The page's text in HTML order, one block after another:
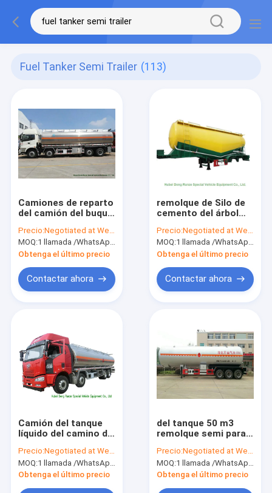
Fuel Tanker Semi Trailer (113)
Camiones de reparto
del camión del buque
FOTON AUMAN/de
combustible diesel
29000 - 30000 L
Precio:Negotiated at Weichat:King253725877
MOQ:1 llamada /WhatsApp de la unidad: +8615271357675
Obtenga el último precio
Contactar ahora
remolque de Silo de
cemento del árbol
remolque seco del
cargo a granel 40 -
100 toneladas
Precio:Negotiated at Weichat:King253725877
MOQ:1 llamada /WhatsApp de la unidad: +8615271357675
Obtenga el último precio
Contactar ahora
Camión del tanque
líquido del camino de
para el transporte
30000L del
combustible
Precio:Negotiated at Weichat:King253725877
MOQ:1 llamada /WhatsApp de la unidad: +8615271357675
Obtenga el último precio
del tanque 50 m3
remolque semi para
gasolina, butano,
transporte del
propano
Precio:Negotiated at Weichat:King253725877
MOQ:1 llamada /WhatsApp de la unidad: +8615271357675
Obtenga el último precio